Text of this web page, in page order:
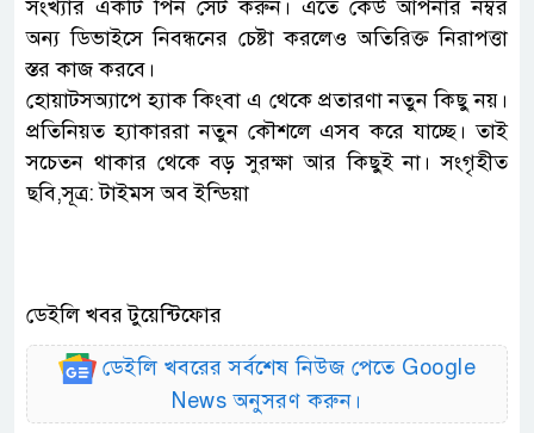
সংখ্যার একটি পিন সেট করুন। এতে কেউ আপনার নম্বর
অন্য ডিভাইসে নিবন্ধনের চেষ্টা করলেও অতিরিক্ত নিরাপত্তা
স্তর কাজ করবে।
হোয়াটসঅ্যাপে হ্যাক কিংবা এ থেকে প্রতারণা নতুন কিছু নয়।
প্রতিনিয়ত হ্যাকাররা নতুন কৌশলে এসব করে যাচ্ছে। তাই
সচেতন থাকার থেকে বড় সুরক্ষা আর কিছুই না। সংগৃহীত
ছবি,সূত্র: টাইমস অব ইন্ডিয়া
ডেইলি খবর টুয়েন্টিফোর
ডেইলি খবরের সর্বশেষ নিউজ পেতে Google
News অনুসরণ করুন।